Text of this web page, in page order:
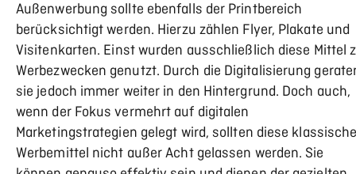
Außenwerbung sollte ebenfalls der Printbereich
berücksichtigt werden. Hierzu zählen Flyer, Plakate und
Visitenkarten. Einst wurden ausschließlich diese Mittel
Werbezwecken genutzt. Durch die Digitalisierung
sie jedoch immer weiter in den Hintergrund. Doch auch,
wenn der Fokus vermehrt auf digitalen
Marketingstrategien gelegt wird, sollten diese
Werbemittel nicht außer Acht gelassen werden. Sie